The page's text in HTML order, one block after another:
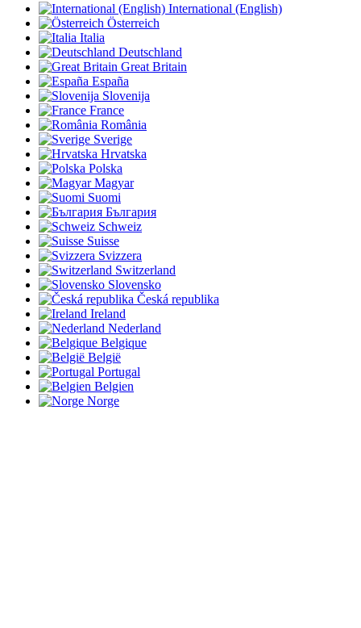
International (English)
Österreich
Italia
Deutschland
Great Britain
España
Slovenija
France
România
Sverige
Hrvatska
Polska
Magyar
Suomi
България
Schweiz
Suisse
Svizzera
Switzerland
Slovensko
Česká republika
Ireland
Nederland
Belgique
België
Portugal
Belgien
Norge